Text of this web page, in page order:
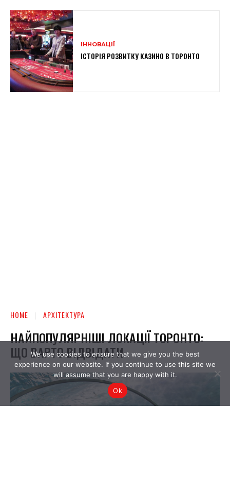
ІННОВАЦІЇ
ІСТОРІЯ РОЗВИТКУ КАЗИНО В ТОРОНТО
We use cookies to ensure that we give you the best
experience on our website. If you continue to use this site we
will assume that you are happy with it.
Ok